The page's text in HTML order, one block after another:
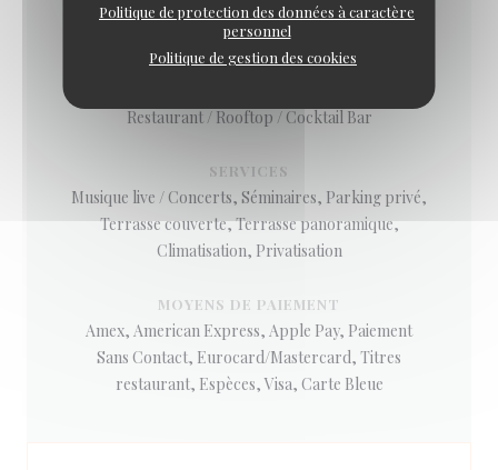
Politique de protection des données à caractère
personnel
Politique de gestion des cookies
CUISINE
Française, Italienne, Brunch
Restaurant / Rooftop / Cocktail Bar
SERVICES
Musique live / Concerts, Séminaires, Parking privé,
Terrasse couverte, Terrasse panoramique,
Climatisation, Privatisation
MOYENS DE PAIEMENT
Amex, American Express, Apple Pay, Paiement
Sans Contact, Eurocard/Mastercard, Titres
restaurant, Espèces, Visa, Carte Bleue